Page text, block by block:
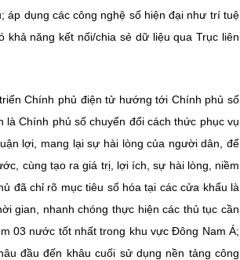
áp dụng các công nghệ số hiện đại như trí tuệ
năng kết nối/chia sẻ dữ liệu qua Trục liên
Chính phủ điện tử hướng tới Chính phủ số
Chính phủ số chuyển đổi cách thức phục vụ
lợi, mang lại sự hài lòng của người dân, để
cùng tạo ra giá trị, lợi ích, sự hài lòng, niềm
đã chỉ rõ mục tiêu số hóa tại các cửa khẩu là
gian, nhanh chóng thực hiện các thủ tục cần
03 nước tốt nhất trong khu vực Đông Nam Á;
đầu đến khâu cuối sử dụng nền tảng công